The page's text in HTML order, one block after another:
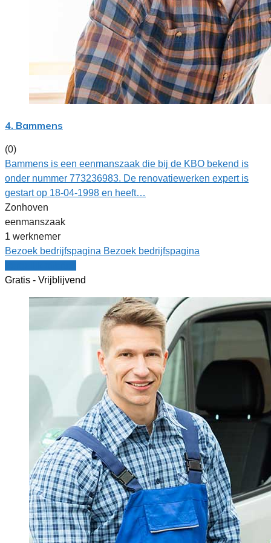
4. Bammens
(0)
Bammens is een eenmanszaak die bij de KBO bekend is
onder nummer 773236983. De renovatiewerken expert is
gestart op 18-04-1998 en heeft…
Zonhoven
eenmanszaak
1 werknemer
Bezoek bedrijfspagina Bezoek bedrijfspagina
Gratis - Vrijblijvend